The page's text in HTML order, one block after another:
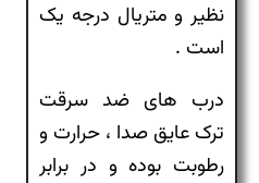
نظیر و متریال درجه یک
است .
درب های ضد سرقت
ترک عایق صدا ، حرارت و
رطوبت بوده و در برابر